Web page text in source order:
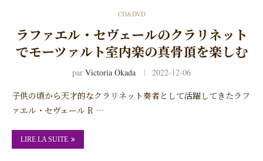
CD&DVD
ラファエル・セヴェールのクラリネット
でモーツァルト室内楽の真骨頂を楽しむ
par Victoria Okada 2022-12-06
子供の頃から天才的なクラリネット奏者として活躍してきたラフ
ァエル・セヴェール R …
LIRE LA SUITE